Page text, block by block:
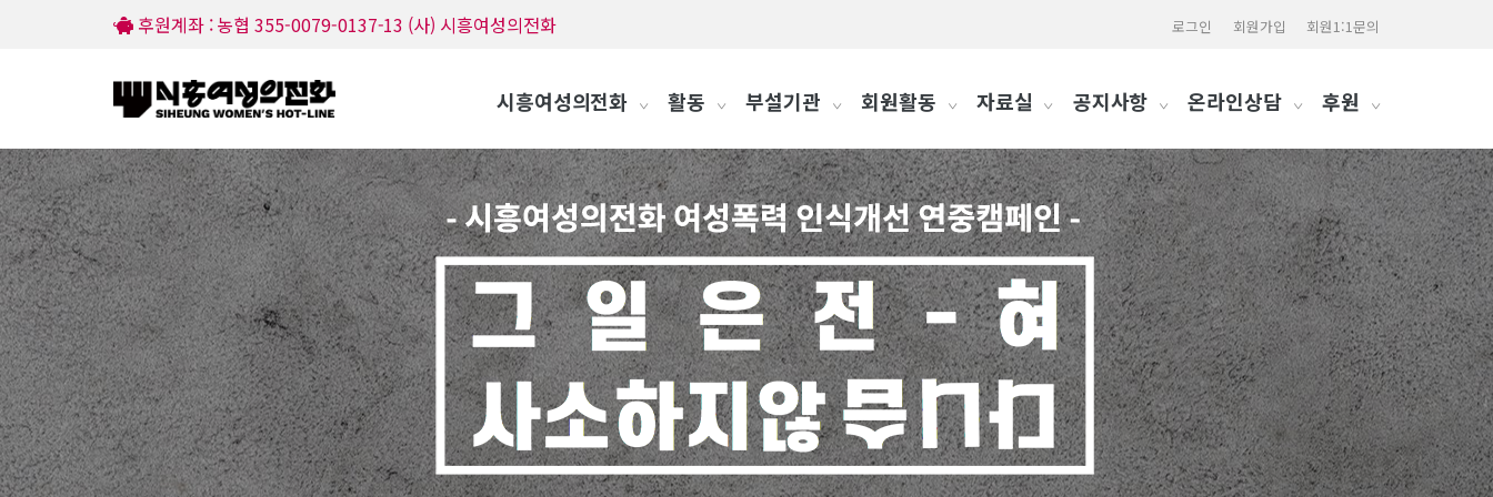
후원계좌 : 농협 355-0079-0137-13 (사) 시흥여성의전화 로그인 회원가입 회원1:1문의
시흥여성의전화 활동 부설기관 회원활동 자료실 공지사항 온라인상담 후원